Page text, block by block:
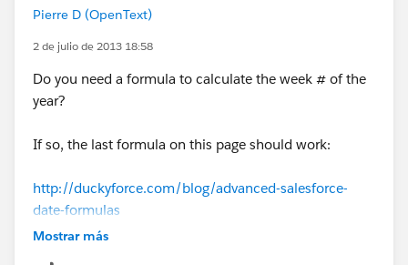
),
IF(
AND(
DATEVALUE(CreatedDate) >=
DATEVALUE('2013-02-18'),
DATEVALUE(CreatedDate) <=
Pierre D (OpenText)
2 de julio de 2013 18:58
Do you need a formula to calculate the week # of the
year?
If so, the last formula on this page should work:
http://duckyforce.com/blog/advanced-salesforce-
date-formulas
Mostrar más